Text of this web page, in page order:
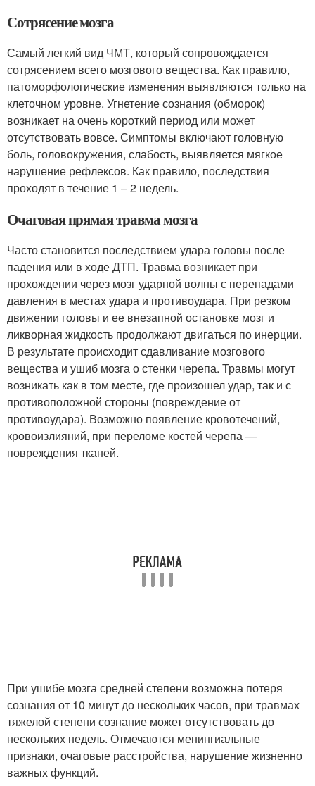
Сотрясение мозга
Самый легкий вид ЧМТ, который сопровождается
сотрясением всего мозгового вещества. Как правило,
патоморфологические изменения выявляются только на
клеточном уровне. Угнетение сознания (обморок)
возникает на очень короткий период или может
отсутствовать вовсе. Симптомы включают головную
боль, головокружения, слабость, выявляется мягкое
нарушение рефлексов. Как правило, последствия
проходят в течение 1 – 2 недель.
Очаговая прямая травма мозга
Часто становится последствием удара головы после
падения или в ходе ДТП. Травма возникает при
прохождении через мозг ударной волны с перепадами
давления в местах удара и противоудара. При резком
движении головы и ее внезапной остановке мозг и
ликворная жидкость продолжают двигаться по инерции.
В результате происходит сдавливание мозгового
вещества и ушиб мозга о стенки черепа. Травмы могут
возникать как в том месте, где произошел удар, так и с
противоположной стороны (повреждение от
противоудара). Возможно появление кровотечений,
кровоизлияний, при переломе костей черепа —
повреждения тканей.
При ушибе мозга средней степени возможна потеря
сознания от 10 минут до нескольких часов, при травмах
тяжелой степени сознание может отсутствовать до
нескольких недель. Отмечаются менингиальные
признаки, очаговые расстройства, нарушение жизненно
важных функций.